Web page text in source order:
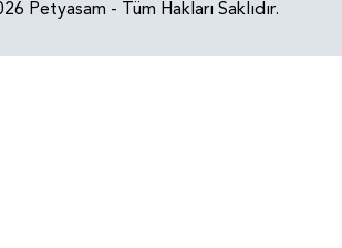
Petyasam - Tüm Hakları Saklıdır.